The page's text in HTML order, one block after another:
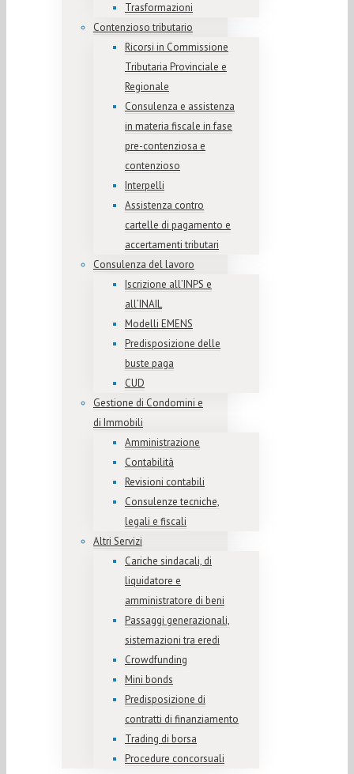
Trasformazioni
Contenzioso tributario
Ricorsi in Commissione
Tributaria Provinciale e
Regionale
Consulenza e assistenza
in materia fiscale in fase
pre-contenziosa e
contenzioso
Interpelli
Assistenza contro
cartelle di pagamento e
accertamenti tributari
Consulenza del lavoro
Iscrizione all’INPS e
all’INAIL
Modelli EMENS
Predisposizione delle
buste paga
CUD
Gestione di Condomini e
di Immobili
Amministrazione
Contabilità
Revisioni contabili
Consulenze tecniche,
legali e fiscali
Altri Servizi
Cariche sindacali, di
liquidatore e
amministratore di beni
Passaggi generazionali,
sistemazioni tra eredi
Crowdfunding
Mini bonds
Predisposizione di
contratti di finanziamento
Trading di borsa
Procedure concorsuali